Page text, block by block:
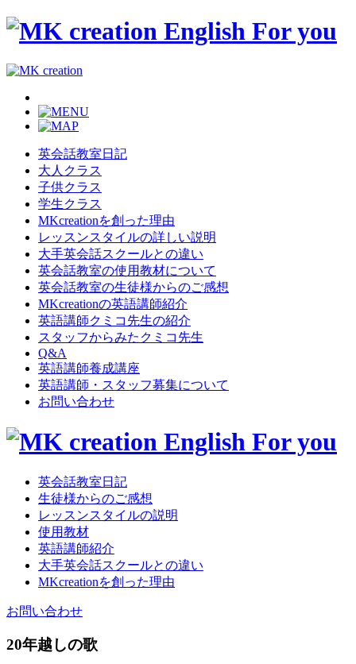
英会話教室日記
大人クラス
子供クラス
学生クラス
MKcreationを創った理由
レッスンスタイルの詳しい説明
大手英会話スクールとの違い
英会話教室の使用教材について
英会話教室の生徒様からのご感想
MKcreationの英語講師紹介
英語講師クミコ先生の紹介
スタッフからみたクミコ先生
Q&A
英語講師養成講座
英語講師・スタッフ募集について
お問い合わせ
英会話教室日記
生徒様からのご感想
レッスンスタイルの説明
使用教材
英語講師紹介
大手英会話スクールとの違い
MKcreationを創った理由
お問い合わせ
20年越しの歌